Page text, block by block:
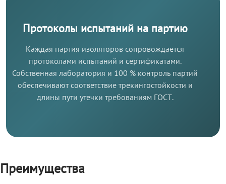
Протоколы испытаний на партию
Каждая партия изоляторов сопровождается
протоколами испытаний и сертификатами.
Собственная лаборатория и 100 % контроль партий
обеспечивают соответствие трекингостойкости и
длины пути утечки требованиям ГОСТ.
Преимущества